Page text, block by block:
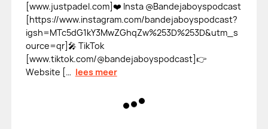
[⁠www.justpadel.com⁠]❤️ Insta @Bandejaboyspodcast
[⁠https://www.instagram.com/bandejaboyspodcast?
igsh=MTc5dG1kY3MwZGhqZw%253D%253D&utm_s
ource=qr⁠]🎤 TikTok
[⁠www.tiktok.com/@bandejaboyspodcast⁠]👉
Website [⁠… lees meer